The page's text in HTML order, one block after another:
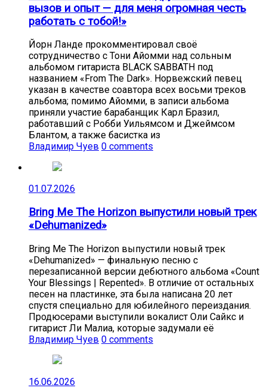
вызов и опыт — для меня огромная честь
работать с тобой!»
Йорн Ланде прокомментировал своё
сотрудничество с Тони Айомми над сольным
альбомом гитариста BLACK SABBATH под
названием «From The Dark». Норвежский певец
указан в качестве соавтора всех восьми треков
альбома; помимо Айомми, в записи альбома
приняли участие барабанщик Карл Бразил,
работавший с Робби Уильямсом и Джеймсом
Блантом, а также басистка из
Владимир Чуев 0 comments
01.07.2026
Bring Me The Horizon выпустили новый трек
«Dehumanized»
Bring Me The Horizon выпустили новый трек
«Dehumanized» — финальную песню с
перезаписанной версии дебютного альбома «Count
Your Blessings | Repented». В отличие от остальных
песен на пластинке, эта была написана 20 лет
спустя специально для юбилейного переиздания.
Продюсерами выступили вокалист Оли Сайкс и
гитарист Ли Малиа, которые задумали её
Владимир Чуев 0 comments
16.06.2026